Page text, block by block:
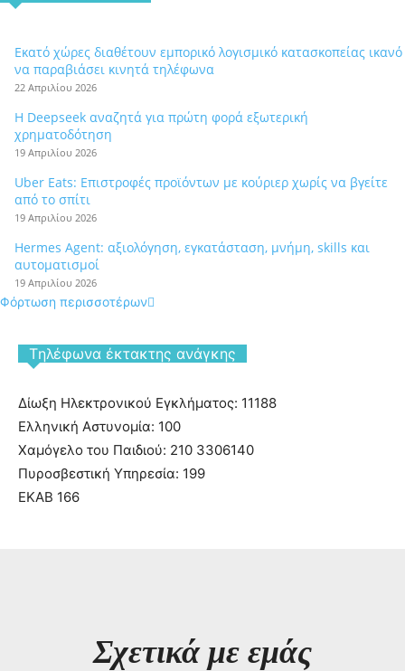
Εκατό χώρες διαθέτουν εμπορικό λογισμικό κατασκοπείας ικανό
να παραβιάσει κινητά τηλέφωνα
22 Απριλίου 2026
Η Deepseek αναζητά για πρώτη φορά εξωτερική
χρηματοδότηση
19 Απριλίου 2026
Uber Eats: Επιστροφές προϊόντων με κούριερ χωρίς να βγείτε
από το σπίτι
19 Απριλίου 2026
Hermes Agent: αξιολόγηση, εγκατάσταση, μνήμη, skills και
αυτοματισμοί
19 Απριλίου 2026
Φόρτωση περισσοτέρων
Tηλέφωνα έκτακτης ανάγκης
Δίωξη Ηλεκτρονικού Εγκλήματος: 11188
Ελληνική Αστυνομία: 100
Χαμόγελο του Παιδιού: 210 3306140
Πυροσβεστική Υπηρεσία: 199
ΕΚΑΒ 166
Σχετικά με εμάς